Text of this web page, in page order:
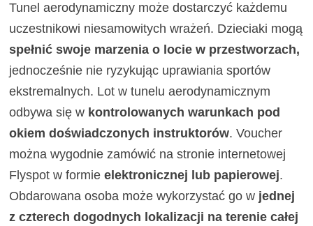
Tunel aerodynamiczny może dostarczyć każdemu
uczestnikowi niesamowitych wrażeń. Dzieciaki mogą
spełnić swoje marzenia o locie w przestworzach,
jednocześnie nie ryzykując uprawiania sportów
ekstremalnych. Lot w tunelu aerodynamicznym
odbywa się w kontrolowanych warunkach pod
okiem doświadczonych instruktorów. Voucher
można wygodnie zamówić na stronie internetowej
Flyspot w formieelektronicznej lub papierowej.
Obdarowana osoba może wykorzystać go w jednej
z czterech dogodnych lokalizacji na terenie całej